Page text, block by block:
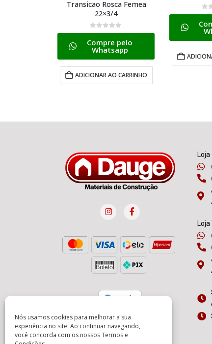
Nós usamos cookies para melhorar a sua
experiência no site. Ao continuar navegando,
você concorda com os nossosTermos e
de 5
Compre pelo
Whatsapp
ADICIONAR AO CARRINHO
0